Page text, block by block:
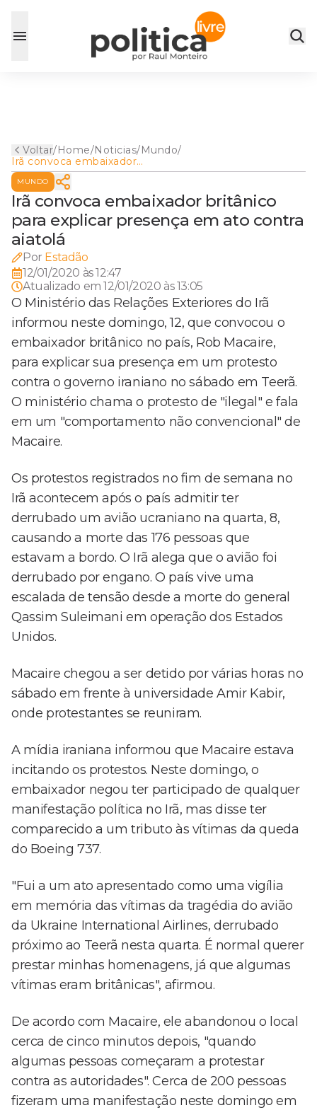
Voltar/Home/Noticias/Mundo/
Irã convoca embaixador
britânico para explicar
presença em ato contra
aiatolá
MUNDO
Irã convoca embaixador britânico
para explicar presença em ato contra
aiatolá
Por Estadão
12/01/2020 às 12:47
Atualizado em12/01/2020 às 13:05
O Ministério das Relações Exteriores do Irã
informou neste domingo, 12, que convocou o
embaixador britânico no país, Rob Macaire,
para explicar sua presença em um protesto
contra o governo iraniano no sábado em Teerã.
O ministério chama o protesto de "ilegal" e fala
em um "comportamento não convencional" de
Macaire.
Os protestos registrados no fim de semana no
Irã acontecem após o país admitir ter
derrubado um avião ucraniano na quarta, 8,
causando a morte das 176 pessoas que
estavam a bordo. O Irã alega que o avião foi
derrubado por engano. O país vive uma
escalada de tensão desde a morte do general
Qassim Suleimani em operação dos Estados
Unidos.
Macaire chegou a ser detido por várias horas no
sábado em frente à universidade Amir Kabir,
onde protestantes se reuniram.
A mídia iraniana informou que Macaire estava
incitando os protestos. Neste domingo, o
embaixador negou ter participado de qualquer
manifestação política no Irã, mas disse ter
comparecido a um tributo às vítimas da queda
do Boeing 737.
"Fui a um ato apresentado como uma vigília
em memória das vítimas da tragédia do avião
da Ukraine International Airlines, derrubado
próximo ao Teerã nesta quarta. É normal querer
prestar minhas homenagens, já que algumas
vítimas eram britânicas", afirmou.
De acordo com Macaire, ele abandonou o local
cerca de cinco minutos depois, "quando
algumas pessoas começaram a protestar
contra as autoridades". Cerca de 200 pessoas
fizeram uma manifestação neste domingo em